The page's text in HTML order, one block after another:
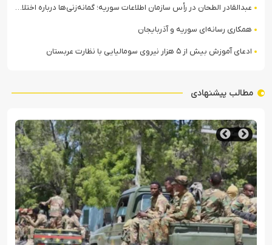
عبدالقادر الطحان در رأس سازمان اطلاعات سوریه؛ گمانه‌زنی‌ها درباره اختلافات در ساختار امنیتی
همکاری رسانه‌ای سوریه و آذربایجان
ادعای آموزش بیش از ۵ هزار نیروی سومالیایی با نظارت عربستان
مطالب پیشنهادی